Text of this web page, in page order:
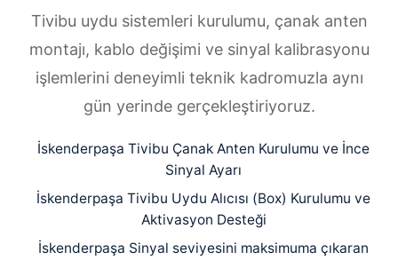
Tivibu uydu sistemleri kurulumu, çanak anten
montajı, kablo değişimi ve sinyal kalibrasyonu
işlemlerini deneyimli teknik kadromuzla aynı
gün yerinde gerçekleştiriyoruz.
İskenderpaşa Tivibu Çanak Anten Kurulumu ve İnce
Sinyal Ayarı
İskenderpaşa Tivibu Uydu Alıcısı (Box) Kurulumu ve
Aktivasyon Desteği
İskenderpaşa Sinyal seviyesini maksimuma çıkaran